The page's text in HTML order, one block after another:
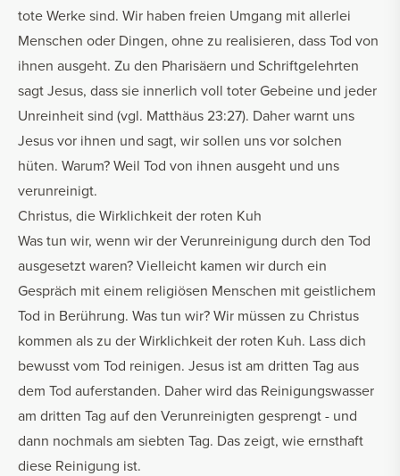
tote Werke sind. Wir haben freien Umgang mit allerlei
Menschen oder Dingen, ohne zu realisieren, dass Tod von
ihnen ausgeht. Zu den Pharisäern und Schriftgelehrten
sagt Jesus, dass sie innerlich voll toter Gebeine und jeder
Unreinheit sind (vgl. Matthäus 23:27). Daher warnt uns
Jesus vor ihnen und sagt, wir sollen uns vor solchen
hüten. Warum? Weil Tod von ihnen ausgeht und uns
verunreinigt.
Christus, die Wirklichkeit der roten Kuh
Was tun wir, wenn wir der Verunreinigung durch den Tod
ausgesetzt waren? Vielleicht kamen wir durch ein
Gespräch mit einem religiösen Menschen mit geistlichem
Tod in Berührung. Was tun wir? Wir müssen zu Christus
kommen als zu der Wirklichkeit der roten Kuh. Lass dich
bewusst vom Tod reinigen. Jesus ist am dritten Tag aus
dem Tod auferstanden. Daher wird das Reinigungswasser
am dritten Tag auf den Verunreinigten gesprengt - und
dann nochmals am siebten Tag. Das zeigt, wie ernsthaft
diese Reinigung ist.